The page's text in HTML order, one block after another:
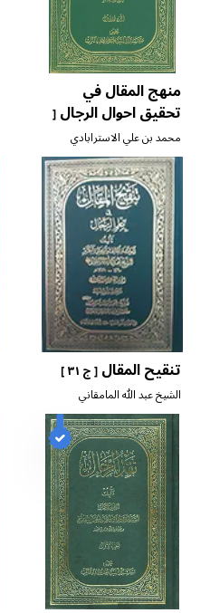
منهج المقال في
تحقيق احوال الرجال[
ج ٨ ]
محمد بن علي الاسترابادي
تنقيح المقال[ ج ٣١ ]
الشيخ عبد الله المامقاني